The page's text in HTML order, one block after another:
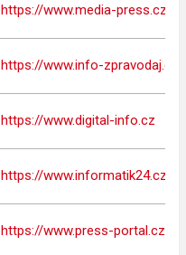
https://www.media-press.cz
https://www.info-zpravodaj.cz
https://www.digital-info.cz
https://www.informatik24.cz
https://www.press-portal.cz